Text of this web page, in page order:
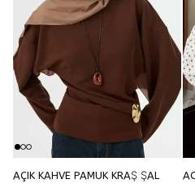
AÇIK KAHVE PAMUK KRAŞ ŞAL